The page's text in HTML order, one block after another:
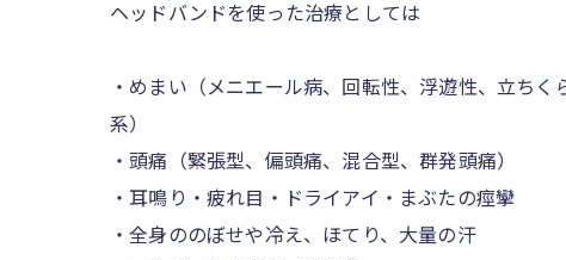
ヘッドバンドを使った治療としては
・めまい（メニエール病、回転性、浮遊性、立ちく
系）
・頭痛（緊張型、偏頭痛、混合型、群発頭痛）
・耳鳴り・疲れ目・ドライアイ・まぶたの痙攣
・全身ののぼせや冷え、ほてり、大量の汗